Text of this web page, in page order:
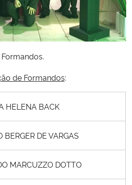
de Formandos:
HELENA BACK
BERGER DE VARGAS
MARCUZZO DOTTO